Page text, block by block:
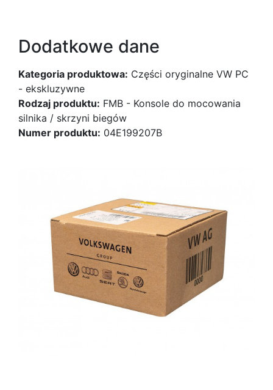
Dodatkowe dane
Kategoria produktowa: Części oryginalne VW PC
- ekskluzywne
Rodzaj produktu: FMB - Konsole do mocowania
silnika / skrzyni biegów
Numer produktu: 04E199207B